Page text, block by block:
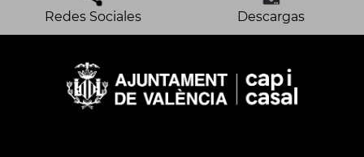
Redes Sociales Descargas